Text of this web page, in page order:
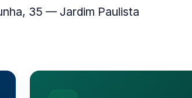
35 — Jardim Paulista